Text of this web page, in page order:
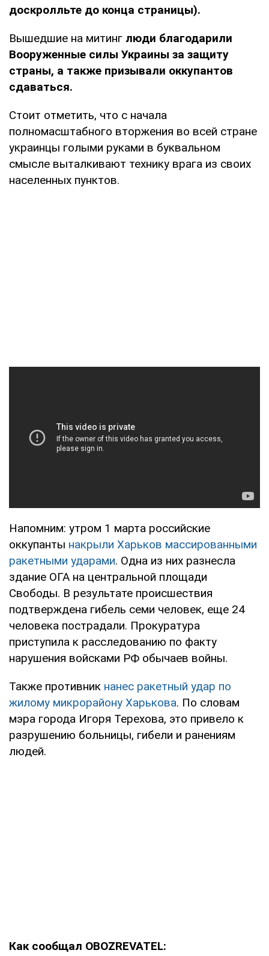
доскролльте до конца страницы).
Вышедшие на митинг люди благодарили
Вооруженные силы Украины за защиту
страны, а также призывали оккупантов
сдаваться.
Стоит отметить, что с начала
полномасштабного вторжения во всей стране
украинцы голыми руками в буквальном
смысле выталкивают технику врага из своих
населенных пунктов.
Напомним: утром 1 марта российские
оккупанты накрыли Харьков массированными
ракетными ударами. Одна из них разнесла
здание ОГА на центральной площади
Свободы. В результате происшествия
подтверждена гибель семи человек, еще 24
человека пострадали. Прокуратура
приступила к расследованию по факту
нарушения войсками РФ обычаев войны.
Также противник нанес ракетный удар по
жилому микрорайону Харькова. По словам
мэра города Игоря Терехова, это привело к
разрушению больницы, гибели и ранениям
людей.
Как сообщал OBOZREVATEL: